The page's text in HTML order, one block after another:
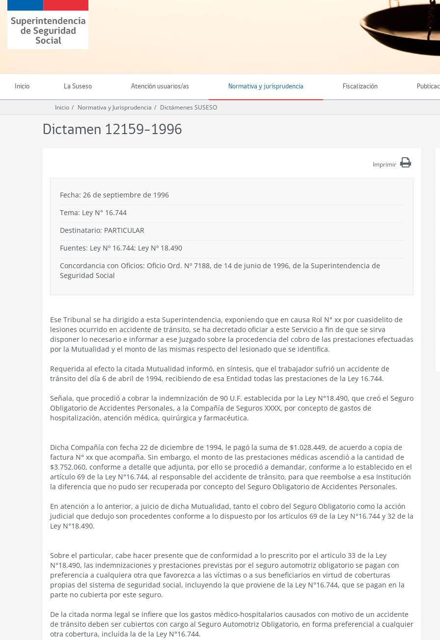
contenido
principal
Superintendencia
de
Seguridad
(SUSESO)
Chile
Inicio La Suseso Atención usuarios/as Normativa y jurisprudencia Fiscalización
Inicio Normativa y Jurisprudencia Dictámenes SUSESO
Dictamen 12159-1996
Imprimir
Fecha: 26 de septiembre de 1996
Tema: Ley N° 16.744
Destinatario: PARTICULAR
Fuentes: Ley Nº 16.744; Ley Nº 18.490
Concordancia con Oficios: Oficio Ord. Nº 7188, de 14 de junio de 1996, de la Superintendencia de
Seguridad Social
Ese Tribunal se ha dirigido a esta Superintendencia, exponiendo que en causa Rol N° xx por cuasidelito de
lesiones ocurrido en accidente de tránsito, se ha decretado oficiar a este Servicio a fin de que se sirva
disponer lo necesario e informar a ese Juzgado sobre la procedencia del cobro de las prestaciones efectuadas
por la Mutualidad y el monto de las mismas respecto del lesionado que se identifica.
Requerida al efecto la citada Mutualidad informó, en síntesis, que el trabajador sufrió un accidente de
tránsito del día 6 de abril de 1994, recibiendo de esa Entidad todas las prestaciones de la Ley 16.744.
Señala, que procedió a cobrar la indemnización de 90 U.F. establecida por la Ley N°18.490, que creó el Seguro
Obligatorio de Accidentes Personales, a la Compañía de Seguros XXXX, por concepto de gastos de
hospitalización, atención médica, quirúrgica y farmacéutica.
Dicha Compañía con fecha 22 de diciembre de 1994, le pagó la suma de $1.028.449, de acuerdo a copia de
factura N° xx que acompaña. Sin embargo, el monto de las prestaciones médicas ascendió a la cantidad de
$3.752.060, conforme a detalle que adjunta, por ello se procedió a demandar, conforme a lo establecido en el
artículo 69 de la Ley N°16.744, al responsable del accidente de tránsito, para que reembolse a esa Institución
la diferencia que no pudo ser recuperada por concepto del Seguro Obligatorio de Accidentes Personales.
En atención a lo anterior, a juicio de dicha Mutualidad, tanto el cobro del Seguro Obligatorio como la acción
judicial que dedujo son procedentes conforme a lo dispuesto por los artículos 69 de la Ley N°16.744 y 32 de la
Ley N°18.490.
Sobre el particular, cabe hacer presente que de conformidad a lo prescrito por el articulo 33 de la Ley
N°18.490, las indemnizaciones y prestaciones previstas por el seguro automotriz obligatorio se pagan con
preferencia a cualquiera otra que favorezca a las víctimas o a sus beneficiarios en virtud de coberturas
propias del sistema de seguridad social, incluyendo la que proviene de la Ley N°16.744, que se pagan en la
parte no cubierta por este seguro.
De la citada norma legal se infiere que los gastos médico-hospitalarios causados con motivo de un accidente
de tránsito deben ser cubiertos con cargo al Seguro Automotriz Obligatorio, en forma preferencial a cualquier
otra cobertura, incluida la de la Ley N°16.744.